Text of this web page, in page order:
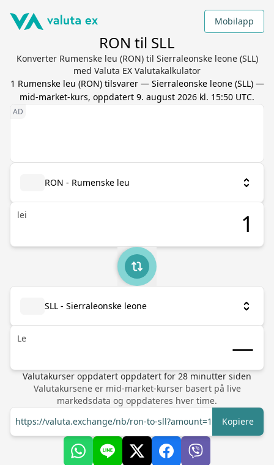
Mobilapp
RON til SLL
Konverter Rumenske leu (RON) til Sierraleonske leone (SLL)
med Valuta EX Valutakalkulator
1 Rumenske leu (RON) tilsvarer — Sierraleonske leone(SLL) —
mid-market-kurs, oppdatert 9. august 2026 kl. 15:50 UTC.
RON - Rumenske leu
lei
SLL - Sierraleonske leone
Le
Valutakurser oppdatert oppdatert for 28 minutter siden
Valutakursene er mid-market-kurser basert på live
markedsdata og oppdateres hver time.
https://valuta.exchange/nb/ron-to-sll?amount=1
Kopiere